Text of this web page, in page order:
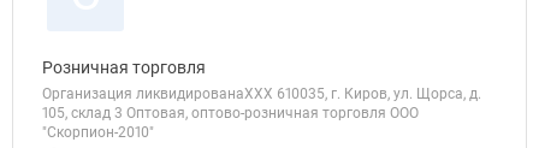
Розничная торговля
Организация ликвидированаХХХ 610035, г. Киров, ул. Щopca, д.
105, склад 3 Оптовая, оптово-розничная торговля ООО
"Скорпион-2010"